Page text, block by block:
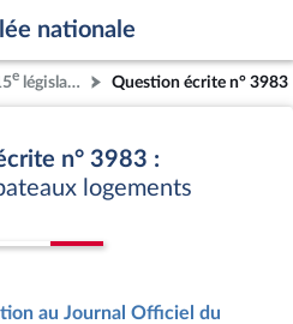
nationale
e législature Question écrite n° 3983
n° 3983 :
logements
au Journal Officiel du